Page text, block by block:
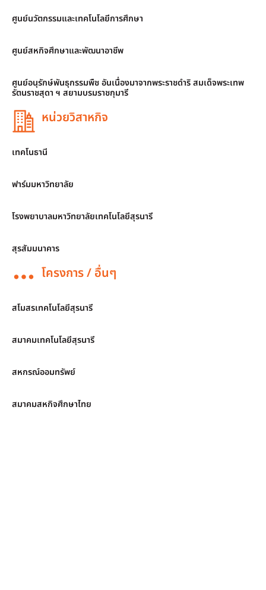
ศูนย์นวัตกรรมและเทคโนโลยีการศึกษา
ศูนย์สหกิจศึกษาและพัฒนาอาชีพ
ศูนย์อนุรักษ์พันธุกรรมพืช อันเนื่องมาจากพระราชดำริ สมเด็จพระเทพ
รัตนราชสุดา ฯ สยามบรมราชกุมารี
หน่วยวิสาหกิจ
เทคโนธานี
ฟาร์มมหาวิทยาลัย
โรงพยาบาลมหาวิทยาลัยเทคโนโลยีสุรนารี
สุรสัมมนาคาร
โครงการ / อื่นๆ
สโมสรเทคโนโลยีสุรนารี
สมาคมเทคโนโลยีสุรนารี
สหกรณ์ออมทรัพย์
สมาคมสหกิจศึกษาไทย